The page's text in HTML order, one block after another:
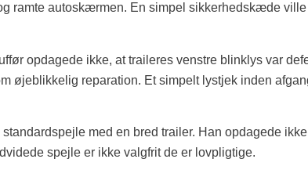
ramte autoskærmen. En simpel sikkerhedskæde ville
opdagede ikke, at traileres venstre blinklys var
øjeblikkelig reparation. Et simpelt lystjek inden
med en bred trailer. Han opdagede ikke
spejle er ikke valgfrit de er lovpligtige.